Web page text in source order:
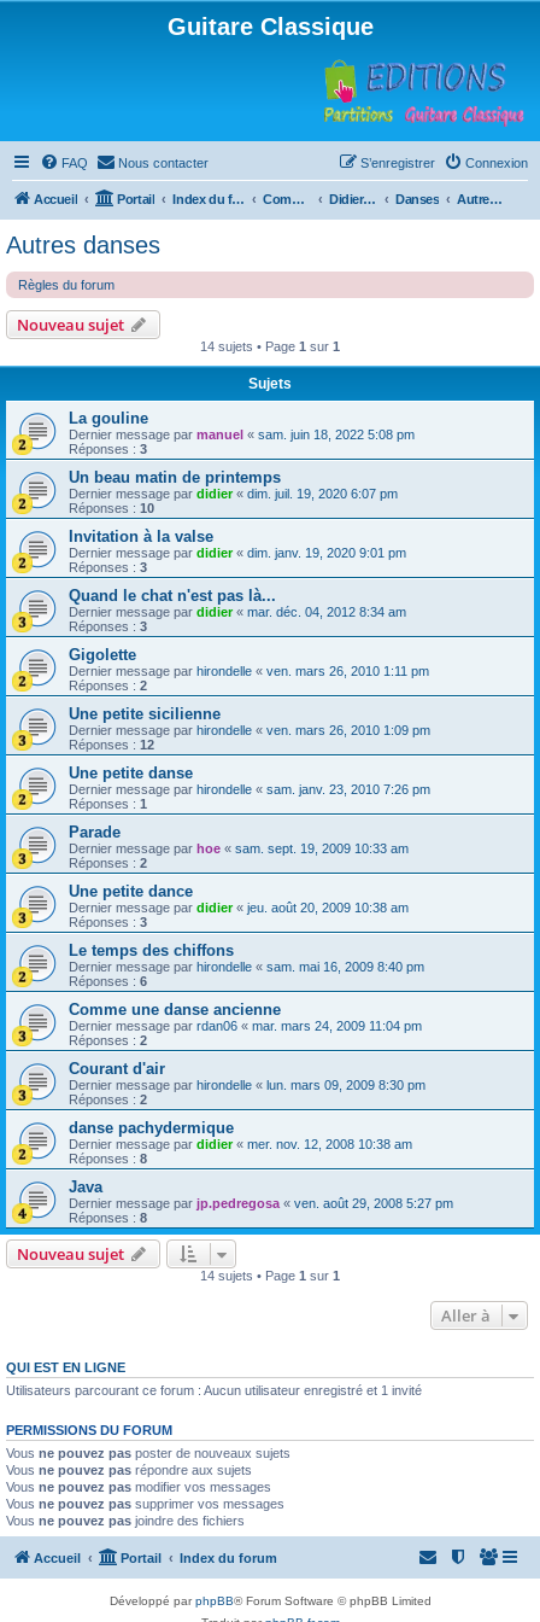
Guitare Classique
FAQ Nous contacter Connexion
S’enregistrer
Accueil Portail Index du forum Compositions Didierland Danses Autres danses
Autres danses
Règles du forum
Nouveau sujet
14 sujets • Page 1 sur 1
Sujets
La gouline
Dernier message par manuel « sam. juin 18, 2022 5:08 pm
Réponses : 3
Un beau matin de printemps
Dernier message par didier« dim. juil. 19, 2020 6:07 pm
Réponses : 10
Invitation à la valse
Dernier message par didier« dim. janv. 19, 2020 9:01 pm
Réponses : 3
Quand le chat n'est pas là...
Dernier message par didier« mar. déc. 04, 2012 8:34 am
Réponses : 3
Gigolette
Dernier message par hirondelle « ven. mars 26, 2010 1:11 pm
Réponses : 2
Une petite sicilienne
Dernier message par hirondelle « ven. mars 26, 2010 1:09 pm
Réponses : 12
Une petite danse
Dernier message par hirondelle « sam. janv. 23, 2010 7:26 pm
Réponses : 1
Parade
Dernier message par hoe « sam. sept. 19, 2009 10:33 am
Réponses : 2
Une petite dance
Dernier message par didier« jeu. août 20, 2009 10:38 am
Réponses : 3
Le temps des chiffons
Dernier message par hirondelle « sam. mai 16, 2009 8:40 pm
Réponses : 6
Comme une danse ancienne
Dernier message par rdan06 « mar. mars 24, 2009 11:04 pm
Réponses : 2
Courant d'air
Dernier message par hirondelle « lun. mars 09, 2009 8:30 pm
Réponses : 2
danse pachydermique
Dernier message par didier« mer. nov. 12, 2008 10:38 am
Réponses : 8
Java
Dernier message par jp.pedregosa « ven. août 29, 2008 5:27 pm
Réponses : 8
Nouveau sujet
14 sujets • Page 1 sur 1
Aller à
QUI EST EN LIGNE
Utilisateurs parcourant ce forum : Aucun utilisateur enregistré et 1 invité
PERMISSIONS DU FORUM
Vous ne pouvez pas poster de nouveaux sujets
Vous ne pouvez pas répondre aux sujets
Vous ne pouvez pas modifier vos messages
Vous ne pouvez pas supprimer vos messages
Vous ne pouvez pas joindre des fichiers
Accueil Portail Index du forum
Développé parphpBB® Forum Software © phpBB Limited